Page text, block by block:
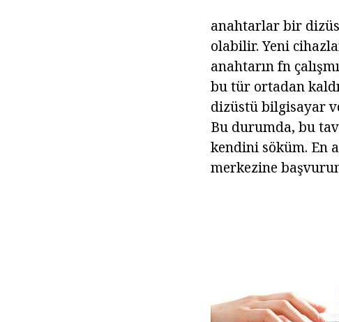
anahtarlar bir
olabilir. Yeni
anahtarın fn
bu tür ortadan
dizüstü bilgisayar
Bu durumda, bu
kendini söküm. En
merkezine